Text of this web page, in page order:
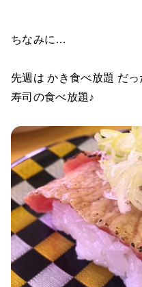
ちなみに…
先週は かき食べ放題 だ
寿司の食べ放題♪